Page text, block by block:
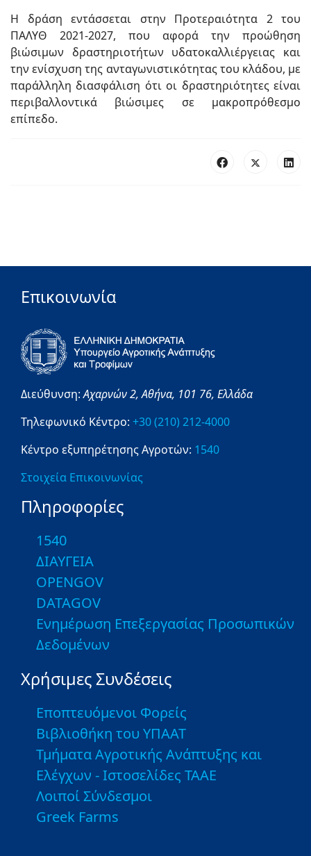
Η δράση εντάσσεται στην Προτεραιότητα 2 του
ΠΑΛΥΘ 2021-2027, που αφορά την προώθηση
βιώσιμων δραστηριοτήτων υδατοκαλλιέργειας και
την ενίσχυση της ανταγωνιστικότητας του κλάδου, με
παράλληλη διασφάλιση ότι οι δραστηριότητες είναι
περιβαλλοντικά βιώσιμες σε μακροπρόθεσμο
επίπεδο.
Επικοινωνία
Διεύθυνση:Αχαρνών 2,Αθήνα, 101 76, Ελλάδα
Τηλεφωνικό Κέντρο: +30 (210) 212-4000
Κέντρο εξυπηρέτησης Αγροτών: 1540
Στοιχεία Επικοινωνίας
Πληροφορίες
1540
ΔΙΑΥΓΕΙΑ
OPENGOV
DATAGOV
Ενημέρωση Επεξεργασίας Προσωπικών
Δεδομένων
Χρήσιμες Συνδέσεις
Εποπτευόμενοι Φορείς
Βιβλιοθήκη του ΥΠΑΑΤ
Τμήματα Αγροτικής Ανάπτυξης και
Ελέγχων - Ιστοσελίδες ΤΑΑΕ
Λοιποί Σύνδεσμοι
Greek Farms